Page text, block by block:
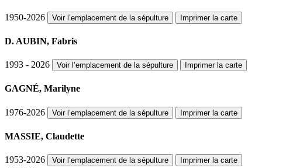
1950-2026 Voir l’emplacement de la sépulture Imprimer la carte
D. AUBIN, Fabris
1993 - 2026 Voir l’emplacement de la sépulture Imprimer la carte
GAGNÉ, Marilyne
1976-2026 Voir l’emplacement de la sépulture Imprimer la carte
MASSIE, Claudette
1953-2026 Voir l’emplacement de la sépulture Imprimer la carte